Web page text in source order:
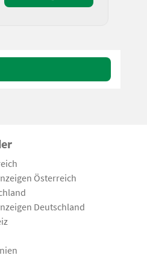
Österreich
Deutschland